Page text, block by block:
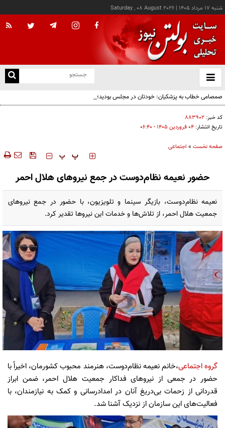
شنبه ۱۷ مرداد ۱۴۰۵ |
Saturday , 08 August 2026
باز
و
صمصامی خطاب به پزشکیان: خودتان در مجلس بودید؛ دیدید انتقادات نمایندگان درباره
گران‌سازی ارز بود، نه واگذاری ایران‌خودرو
کد خبر: ۸۸۳۹۰۲
تاریخ انتشار: ۰۴ فروردين ۱۴۰۵ - ۰۶:۴۰
صفحه نخست » اجتماعی
‍‍‍ پ پ
حضور نعیمه نظام‌دوست در جمع نیروهای هلال احمر
نعیمه نظام‌دوست، بازیگر سینما و تلویزیون، با حضور در جمع نیروهای
جمعیت هلال احمر، از تلاش‌ها و خدمات این نیروها تقدیر کرد.
گروه اجتماعی،خانم نعیمه نظام‌دوست، هنرمند محبوب کشورمان، اخیراً با
حضور در جمعی از نیروهای فداکار جمعیت هلال احمر، ضمن ابراز
قدردانی از زحمات بی‌دریغ آنان در امدادرسانی و کمک به نیازمندان، با
فعالیت‌های این سازمان از نزدیک آشنا شد.